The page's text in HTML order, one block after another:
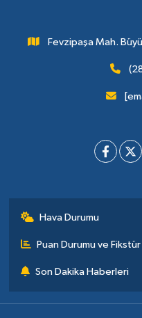
Fevzipaşa Mah.
Hava Durumu
Puan Durumu ve Fikstür
Son Dakika Haberleri